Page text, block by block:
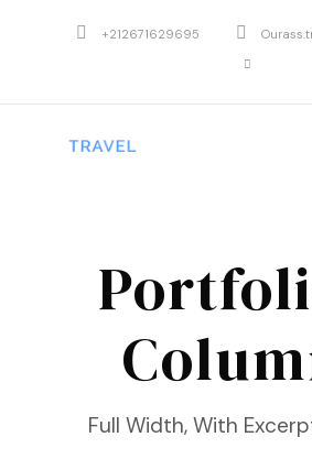
+212671629695
Full Width, With